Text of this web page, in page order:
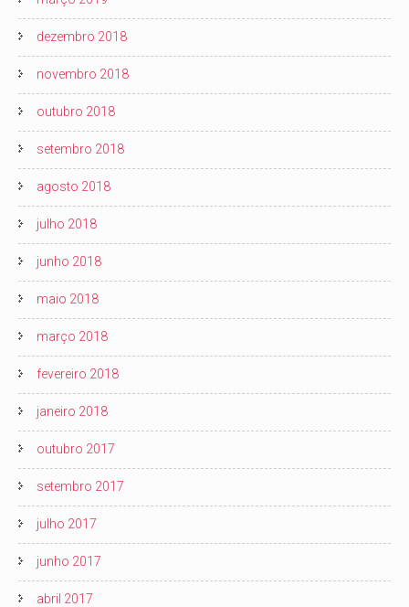
dezembro 2018
novembro 2018
outubro 2018
setembro 2018
agosto 2018
julho 2018
junho 2018
maio 2018
março 2018
fevereiro 2018
janeiro 2018
outubro 2017
setembro 2017
julho 2017
junho 2017
abril 2017